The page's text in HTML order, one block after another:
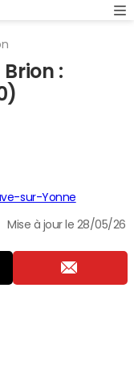
:
sur-Yonne
Mise à jour le 28/05/26